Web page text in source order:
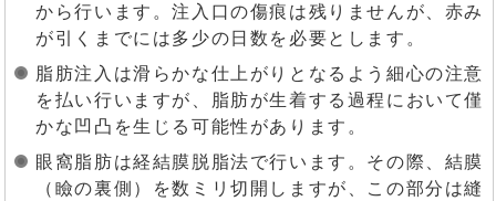
から行います。注入口の傷痕は残りませんが、赤み
が引くまでには多少の日数を必要とします。
脂肪注入は滑らかな仕上がりとなるよう細心の注意
を払い行いますが、脂肪が生着する過程において僅
かな凹凸を生じる可能性があります。
眼窩脂肪は経結膜脱脂法で行います。その際、結膜
（瞼の裏側）を数ミリ切開しますが、この部分は縫